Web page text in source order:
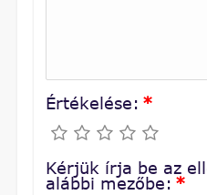
Értékelése: *
Kérjük írja be az
alábbi mezőbe: *